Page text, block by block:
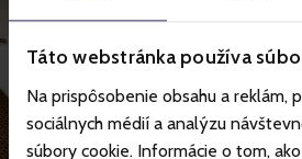
Táto webstránka používa
Na prispôsobenie obsahu a reklám,
sociálnych médií a analýzu
súbory cookie. Informácie o tom,